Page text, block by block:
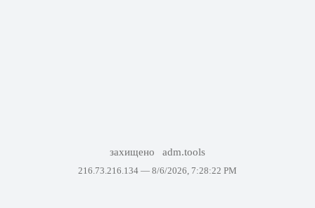
захищено adm.tools
216.73.216.134 — 8/6/2026, 7:28:22 PM